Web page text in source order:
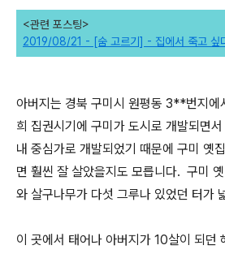
<관련 포스팅>
2019/08/21 - [숨 고르기] - 집에서 죽고 싶
아버지는 경북 구미시 원평동 3**번지에
희 집권시기에 구미가 도시로 개발되면
내 중심가로 개발되었기 때문에 구미 옛
면 훨씬 잘 살았을지도 모릅니다. 구미
와 살구나무가 다섯 그루나 있었던 터가
이 곳에서 태어나 아버지가 10살이 되던